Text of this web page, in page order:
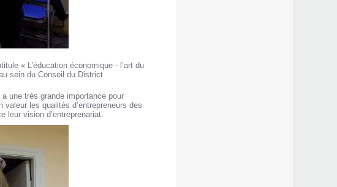
« L’éducation économique - l’art du
sein du Conseil du District
une très grande importance pour
les qualités d’entrepreneurs des
vision d’entreprenariat.